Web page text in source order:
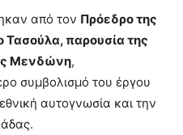
από τον Πρόεδρο της
παρουσία της
Μενδώνη,
συμβολισμό του έργου
αυτογνωσία και την